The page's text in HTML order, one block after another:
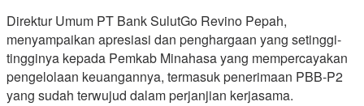
Direktur Umum PT Bank SulutGo Revino Pepah,
menyampaikan apresiasi dan penghargaan yang setinggi-
tingginya kepada Pemkab Minahasa yang mempercayakan
pengelolaan keuangannya, termasuk penerimaan PBB-P2
yang sudah terwujud dalam perjanjian kerjasama.